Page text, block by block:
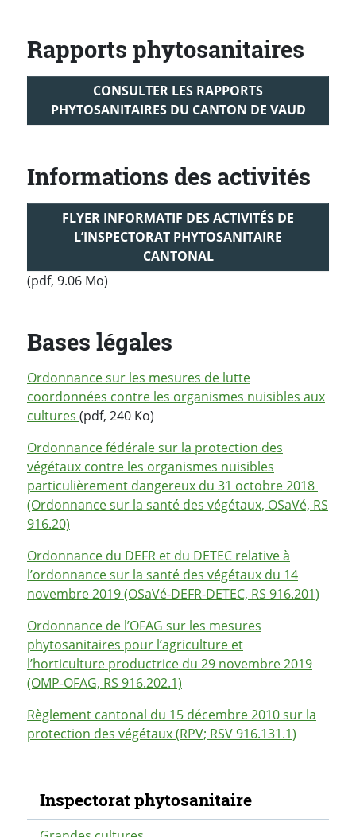
Rapports phytosanitaires
CONSULTER LES RAPPORTS
PHYTOSANITAIRES DU CANTON DE VAUD
Informations des activités
FLYER INFORMATIF DES ACTIVITÉS DE
L’INSPECTORAT PHYTOSANITAIRE
CANTONAL
(pdf, 9.06 Mo)
Bases légales
Ordonnance sur les mesures de lutte
coordonnées contre les organismes nuisibles aux
cultures (pdf, 240 Ko)
Ordonnance fédérale sur la protection des
végétaux contre les organismes nuisibles
particulièrement dangereux du 31 octobre 2018
(Ordonnance sur la santé des végétaux, OSaVé, RS
916.20)
Ordonnance du DEFR et du DETEC relative à
l’ordonnance sur la santé des végétaux du 14
novembre 2019 (OSaVé-DEFR-DETEC, RS 916.201)
Ordonnance de l’OFAG sur les mesures
phytosanitaires pour l’agriculture et
l’horticulture productrice du 29 novembre 2019
(OMP-OFAG, RS 916.202.1)
Règlement cantonal du 15 décembre 2010 sur la
protection des végétaux (RPV; RSV 916.131.1)
Navigation secondaire
Inspectorat phytosanitaire